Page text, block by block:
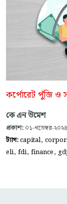
কর্পোরেট পুঁজি ও
কে এন উমেশ
প্রকাশ: ০১-নভেম্বর-২০২৪
ট্যাগ:capital,
eli, fdi, finance,